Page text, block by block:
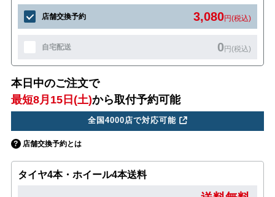
店舗交換予約 3,080円(税込)
自宅配送 0円(税込)
本日中のご注文で
最短8月15日(土)から取付予約可能
全国4000店で対応可能
店舗交換予約とは
タイヤ4本・ホイール4本送料